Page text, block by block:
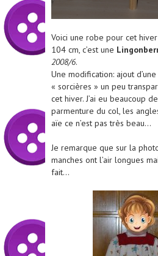
Voici une robe pour cet
104 cm, c’est une
2008/6.
Une modification: ajout
« sorcières » un peu
cet hiver. J’ai eu beaucoup
parmenture du col, les
aïe ce n’est pas très beau…
Je remarque que sur la
manches ont l’air longues
fait…